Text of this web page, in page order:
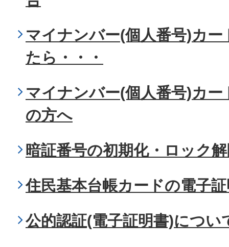
マイナンバー(個人番号)カ
たら・・・
マイナンバー(個人番号)カ
の方へ
暗証番号の初期化・ロック
住民基本台帳カードの電子
公的認証(電子証明書)につい